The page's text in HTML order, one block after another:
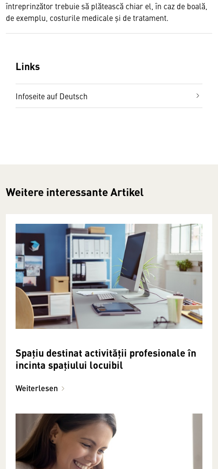
întreprinzător trebuie să plătească chiar el, în caz de boală,
de exemplu, costurile medicale şi de tratament.
Links
Infoseite auf Deutsch
Weitere interessante Artikel
Spaţiu destinat activităţii profesionale în
incinta spaţiului locuibil
Weiterlesen